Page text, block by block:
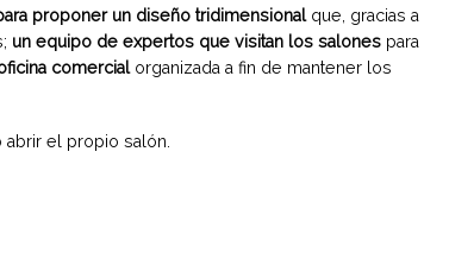
proponer un diseño tridimensionalque, gracias a
un equipo de expertos que visitan los salones para
comercial organizada a fin de mantener los
el propio salón.